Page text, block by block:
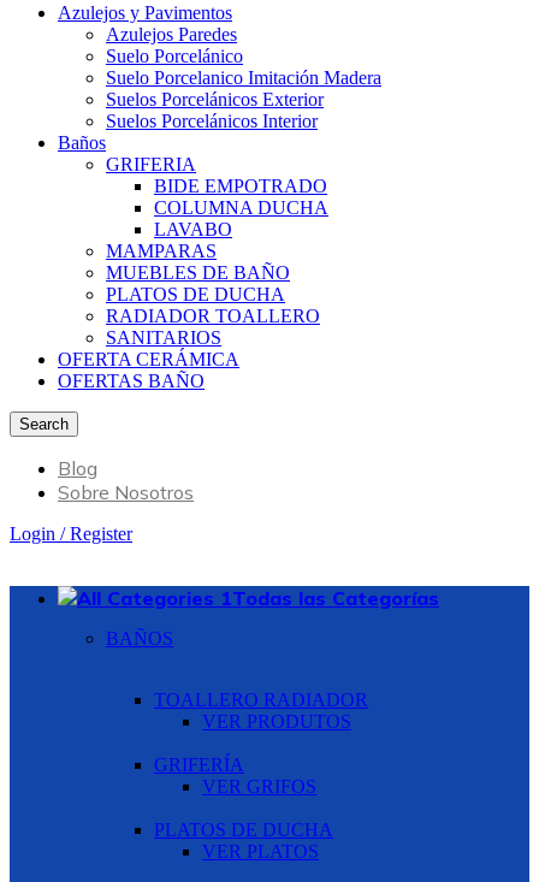
Azulejos y Pavimentos
Azulejos Paredes
Suelo Porcelánico
Suelo Porcelanico Imitación Madera
Suelos Porcelánicos Exterior
Suelos Porcelánicos Interior
Baños
GRIFERIA
BIDE EMPOTRADO
COLUMNA DUCHA
LAVABO
MAMPARAS
MUEBLES DE BAÑO
PLATOS DE DUCHA
RADIADOR TOALLERO
SANITARIOS
OFERTA CERÁMICA
OFERTAS BAÑO
Search
Blog
Sobre Nosotros
Login / Register
Todas las Categorías
BAÑOS
TOALLERO RADIADOR
VER PRODUTOS
GRIFERÍA
VER GRIFOS
PLATOS DE DUCHA
VER PLATOS